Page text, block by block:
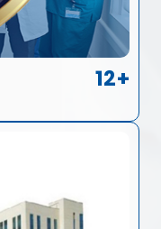
12+